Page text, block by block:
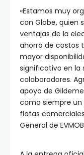
«Estamos muy
con Globe, quien
ventajas de la
ahorro de costos
mayor
significativo en la
colaboradores.
apoyo de
como siempre un
flotas
General de